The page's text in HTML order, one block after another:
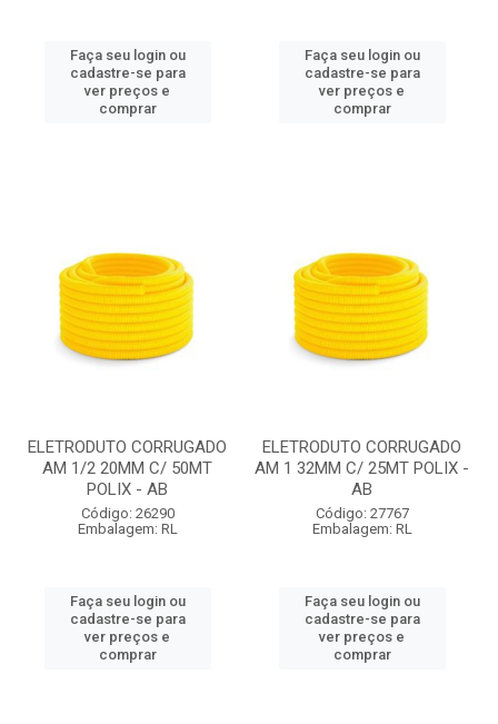
Faça seu login ou
cadastre-se para
ver preços e
comprar
Faça seu login ou
cadastre-se para
ver preços e
comprar
ELETRODUTO CORRUGADO
AM 1/2 20MM C/ 50MT
POLIX - AB
Código: 26290
Embalagem: RL
Faça seu login ou
cadastre-se para
ver preços e
comprar
ELETRODUTO CORRUGADO
AM 1 32MM C/ 25MT POLIX -
AB
Código: 27767
Embalagem: RL
Faça seu login ou
cadastre-se para
ver preços e
comprar